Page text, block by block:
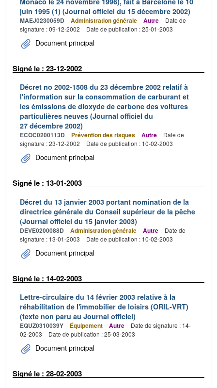
juin 1995 (1) (Journal officiel du 15 décembre 2002)
MAEJ0230059D Administration générale Autre
Date de
signature : 09-12-2002
Date de publication : 25-01-2003
Document principal
Signé le : 23-12-2002
Décret no 2002-1508 du 23 décembre 2002 relatif à
l'information sur la consommation de carburant et
les émissions de dioxyde de carbone des voitures
particulières neuves (Journal officiel du
27 décembre 2002)
ECOC0200113D Prévention des risques Autre
Date de
signature : 23-12-2002
Date de publication : 10-02-2003
Document principal
Signé le : 13-01-2003
Décret du 13 janvier 2003 portant nomination de la
directrice générale du Conseil supérieur de la pêche
(Journal officiel du 15 janvier 2003)
DEVE0200088D Administration générale Autre
Date de
signature : 13-01-2003
Date de publication : 10-02-2003
Document principal
Signé le : 14-02-2003
Lettre-circulaire du 14 février 2003 relative à la
réhabilitation de l'immobilier de loisirs (ORIL-VRT)
(texte non paru au Journal officiel)
EQUZ0310039Y Équipement Autre
Date de signature : 14-
02-2003
Date de publication : 25-03-2003
Document principal
Signé le : 28-02-2003